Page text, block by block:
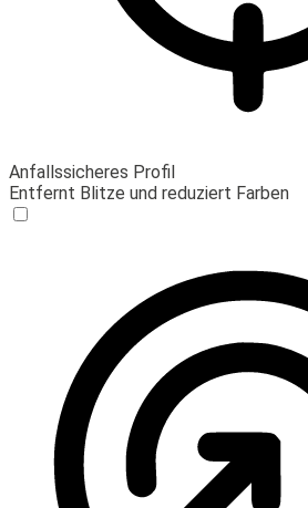
Anfallssicheres Profil
Entfernt Blitze und reduziert Farben